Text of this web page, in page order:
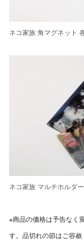
ネコ家族 角マグネット
ネコ家族 マルチホルダ
※商品の価格は予告なく
す。品切れの節はご容